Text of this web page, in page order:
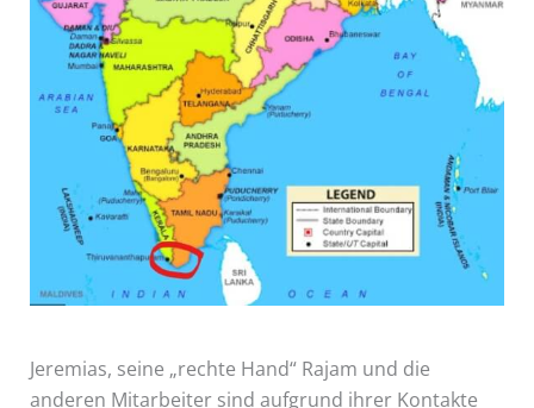
Jeremias, seine „rechte Hand“ Rajam und die
anderen Mitarbeiter sind aufgrund ihrer Kontakte